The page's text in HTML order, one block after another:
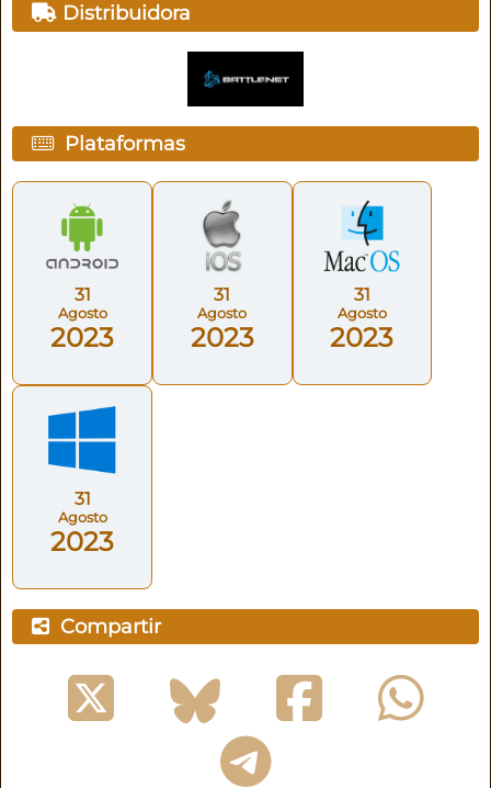
Distribuidora
Plataformas
31
Agosto
2023
31
Agosto
2023
31
Agosto
2023
31
Agosto
2023
Compartir